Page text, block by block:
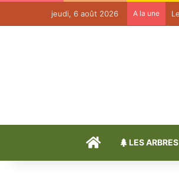
jeudi, 6 août 2026 A la une
AccueilLES ARBRES